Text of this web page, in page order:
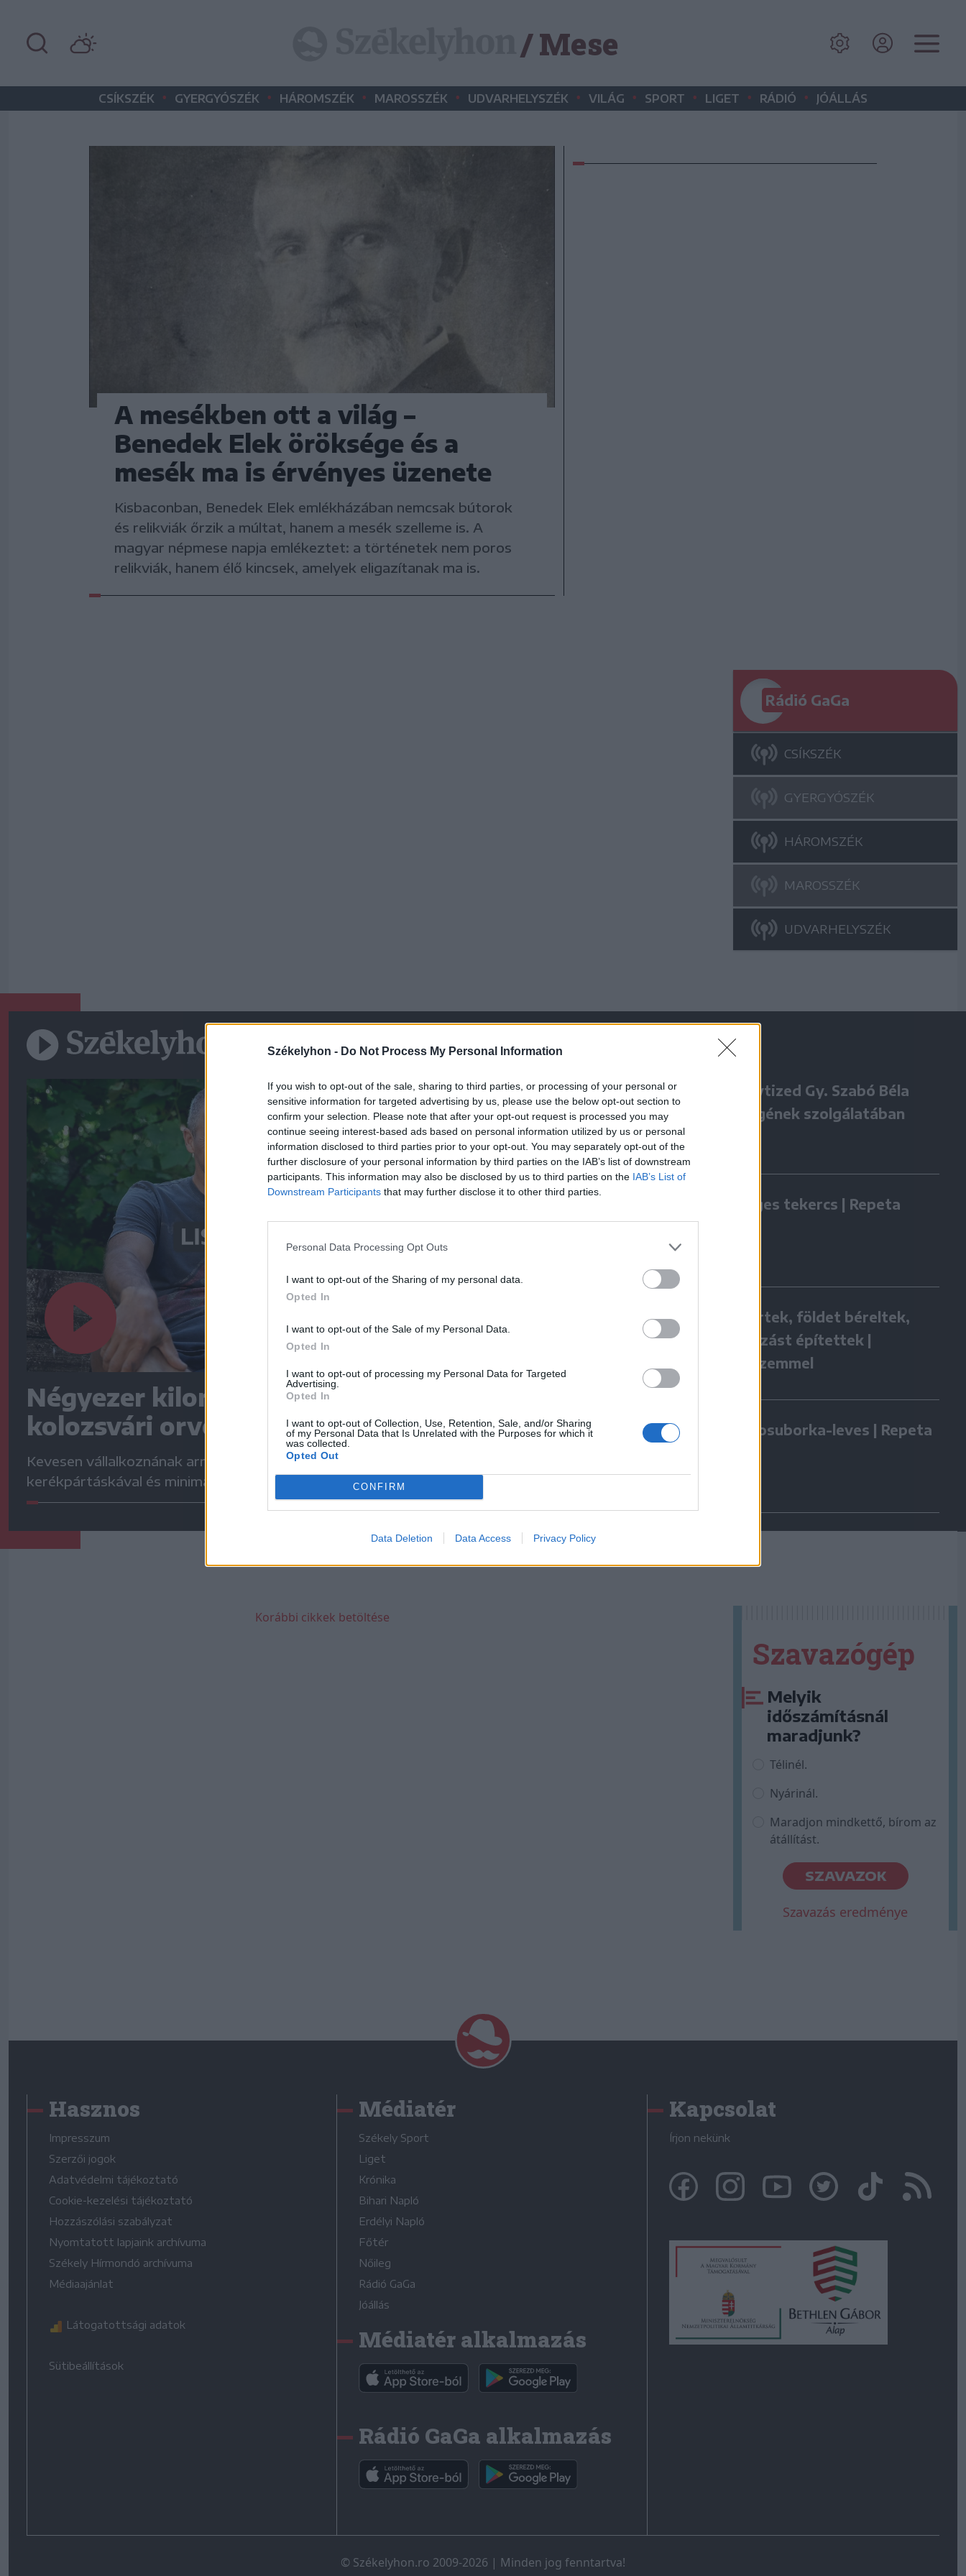
Székelyhon - Do Not Process My Personal Information
If you wish to opt-out of the sale, sharing to third parties, or processing of your personal or
sensitive information for targeted advertising by us, please use the below opt-out section to
confirm your selection. Please note that after your opt-out request is processed you may
continue seeing interest-based ads based on personal information utilized by us or personal
information disclosed to third parties prior to your opt-out. You may separately opt-out of the
further disclosure of your personal information by third parties on the IAB’s list of downstream
participants. This information may also be disclosed by us to third parties on the IAB’s List of
Downstream Participants that may further disclose it to other third parties.
Personal Data Processing Opt Outs
I want to opt-out of the Sharing of my personal data.
Opted In
I want to opt-out of the Sale of my Personal Data.
Opted In
I want to opt-out of processing my Personal Data for Targeted
Advertising.
Opted In
I want to opt-out of Collection, Use, Retention, Sale, and/or Sharing
of my Personal Data that Is Unrelated with the Purposes for which it
was collected.
Opted Out
CONFIRM
Data Deletion Data Access Privacy Policy
/ Mese
CSÍKSZÉK • GYERGYÓSZÉK • HÁROMSZÉK • MAROSSZÉK • UDVARHELYSZÉK • VILÁG • SPORT • LIGET • RÁDIÓ • JÓÁLLÁS
A mesékben ott a világ –
Benedek Elek öröksége és a
mesék ma is érvényes üzenete
Kisbaconban, Benedek Elek emlékházában nemcsak bútorok
és relikviák őrzik a múltat, hanem a mesék szelleme is. A
magyar népmese napja emlékeztet: a történetek nem poros
relikviák, hanem élő kincsek, amelyek eligazítanak ma is.
Rádió GaGa
CSÍKSZÉK
GYERGYÓSZÉK
HÁROMSZÉK
MAROSSZÉK
UDVARHELYSZÉK
Négyezer kilométert tekert Európán át a
kolozsvári orvos
Kevesen vállalkoznának arra, hogy egyedül, mindössze egyetlen
kerékpártáskával és minimális felszereléssel átszeljék Európát.
Négy évtized Gy. Szabó Béla
örökségének szolgálatában
Zöldséges tekercs | Repeta
Hazatértek, földet béreltek,
vállalkozást építettek |
Gazdaszemmel
Kovászosuborka-leves | Repeta
Korábbi cikkek betöltése
Szavazógép
Melyik
időszámításnál
maradjunk?
Télinél.
Nyárinál.
Maradjon mindkettő, bírom az
átállítást.
SZAVAZOK
Szavazás eredménye
Hasznos
Impresszum
Szerzői jogok
Adatvédelmi tájékoztató
Cookie-kezelési tájékoztató
Hozzászólási szabályzat
Nyomtatott lapjaink archívuma
Székely Hírmondó archívuma
Médiaajánlat
Látogatottsági adatok
Sütibeállítások
Médiatér
Székely Sport
Liget
Krónika
Bihari Napló
Erdélyi Napló
Főtér
Nőileg
Rádió GaGa
Jóállás
Médiatér alkalmazás
Rádió GaGa alkalmazás
Kapcsolat
Írjon nekünk
© Székelyhon.ro 2009-2026 | Minden jog fenntartva!